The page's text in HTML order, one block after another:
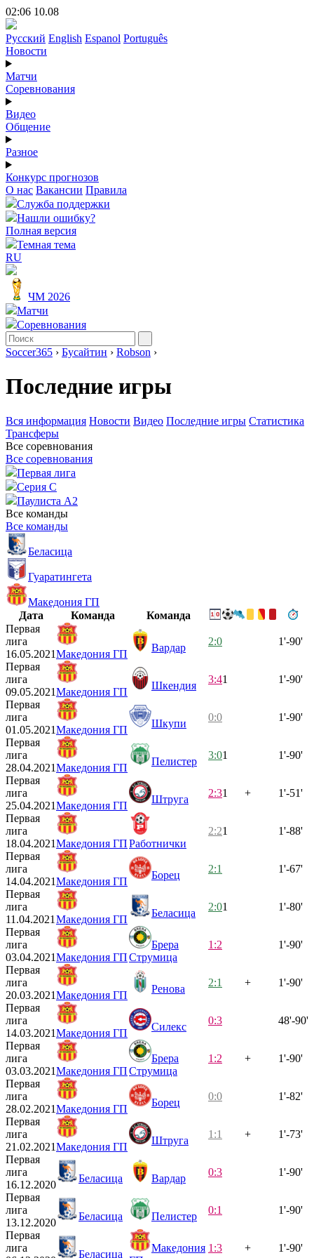
02:06 10.08
Русский English Espanol Português
Новости
Матчи
Соревнования
Видео
Общение
Разное
Конкурс прогнозов
О нас Вакансии Правила
Служба поддержки
Нашли ошибку?
Полная версия
Темная тема
RU
ЧМ 2026
Матчи
Соревнования
Soccer365 › Бусайтин › Robson ›
Последние игры
Вся информация Новости Видео Последние игры Статистика
Трансферы
Все соревнования
Все соревнования
Первая лига
Серия C
Паулиста А2
Все команды
Все команды
Беласица
Гуаратингета
Македония ГП
Дата
Команда
Команда
Первая
лига
16.05.2021Македония ГП
Вардар
2:0 1'-90'
Первая
лига
09.05.2021Македония ГП
Шкендия
3:41 1'-90'
Первая
лига
01.05.2021Македония ГП
Шкупи
0:0 1'-90'
Первая
лига
28.04.2021Македония ГП
Пелистер
3:01 1'-90'
Первая
лига
25.04.2021Македония ГП
Штруга
2:31 + 1'-51'
Первая
лига
18.04.2021Македония ГПРаботнички
2:21 1'-88'
Первая
лига
14.04.2021Македония ГП
Борец
2:1 1'-67'
Первая
лига
11.04.2021 Македония ГП
Беласица
2:01 1'-80'
Первая
лига
03.04.2021Македония ГП
Брера
Струмица
1:2 1'-90'
Первая
лига
20.03.2021Македония ГП
Ренова
2:1 + 1'-90'
Первая
лига
14.03.2021Македония ГП
Силекс
0:3 48'-90'
Первая
лига
03.03.2021Македония ГП
Брера
Струмица
1:2 + 1'-90'
Первая
лига
28.02.2021Македония ГП
Борец
0:0 1'-82'
Первая
лига
21.02.2021Македония ГП
Штруга
1:1 + 1'-73'
Первая
лига
16.12.2020
Беласица Вардар
0:3 1'-90'
Первая
лига
13.12.2020
Беласица Пелистер
0:1 1'-90'
Первая
лига
Беласица
Македония 1:3 + 1'-90'